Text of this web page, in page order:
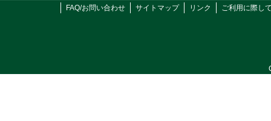
FAQ/お問い合わせ
サイトマップ リンク ご利用に際し